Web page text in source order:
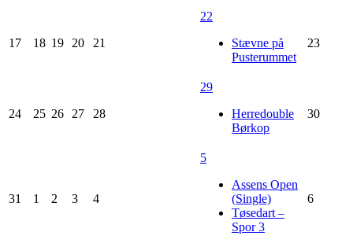
17 18 19 20 21
22
Stævne på
Pusterummet
23
24 25 26 27 28
29
Herredouble
Børkop
30
31 1 2 3 4
5
Assens Open
(Single)
Tøsedart –
Spor 3
6